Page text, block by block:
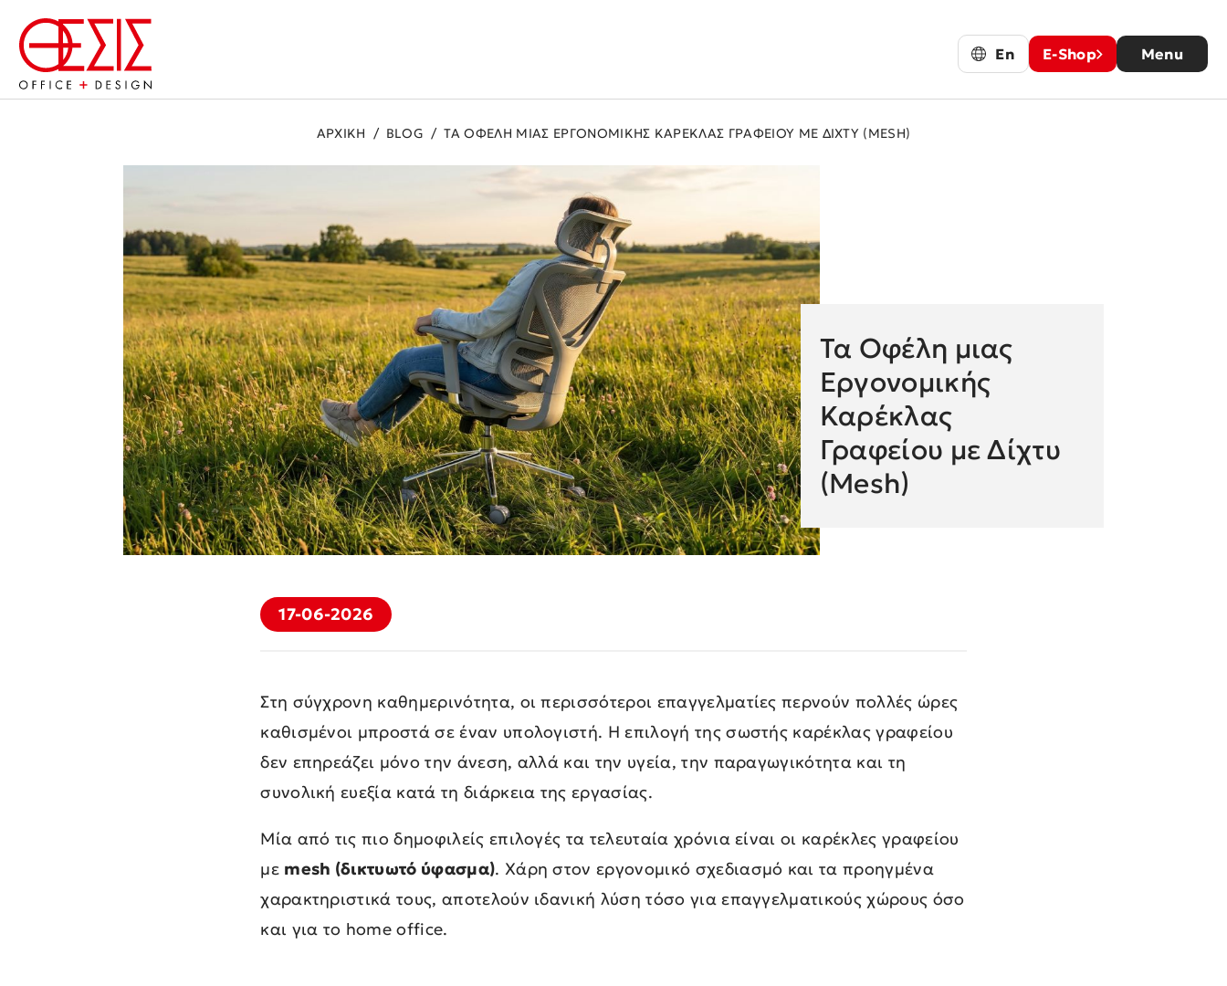
En E-Shop Menu
ΑΡΧΙΚΗ / BLOG / ΤΑ ΟΦΕΛΗ ΜΙΑΣ ΕΡΓΟΝΟΜΙΚΗΣ ΚΑΡΕΚΛΑΣ ΓΡΑΦΕΙΟΥ ΜΕ ΔΙΧΤΥ (MESH)
Τα Οφέλη μιας
Εργονομικής
Καρέκλας
Γραφείου με Δίχτυ
(Mesh)
17-06-2026
Στη σύγχρονη καθημερινότητα, οι περισσότεροι επαγγελματίες περνούν πολλές ώρες
καθισμένοι μπροστά σε έναν υπολογιστή. Η επιλογή της σωστής καρέκλας γραφείου
δεν επηρεάζει μόνο την άνεση, αλλά και την υγεία, την παραγωγικότητα και τη
συνολική ευεξία κατά τη διάρκεια της εργασίας.
Μία από τις πιο δημοφιλείς επιλογές τα τελευταία χρόνια είναι οι καρέκλες γραφείου
με mesh (δικτυωτό ύφασμα). Χάρη στον εργονομικό σχεδιασμό και τα προηγμένα
χαρακτηριστικά τους, αποτελούν ιδανική λύση τόσο για επαγγελματικούς χώρους όσο
και για το home office.